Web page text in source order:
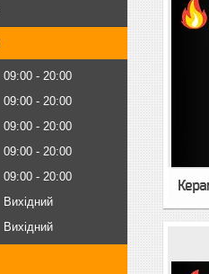
09:00
20:00
09:00
20:00
09:00
20:00
09:00
20:00
09:00
20:00
Вихідний
Вихідний